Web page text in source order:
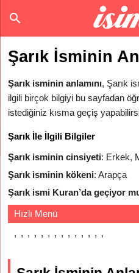
Şarık İsminin
Şarık isminin anlamını, Şarık
ilgili birçok bilgiyi bu sayfadan
istediğiniz kısma geçiş
Şarık İle İlgili Bilgiler
Şarık isminin cinsiyeti: Erkek,
Şarık isminin kökeni: Arapça
Şarık ismi Kuran’da geçiyor
Hızlı Menü